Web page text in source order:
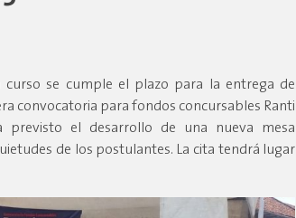
se cumple el plazo para la entrega de
convocatoria para fondos concursables Ranti
el desarrollo de una nueva mesa
de los postulantes. La cita tendrá lugar